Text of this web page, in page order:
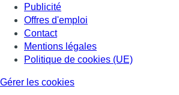
Publicité
Offres d'emploi
Contact
Mentions légales
Politique de cookies (UE)
Gérer les cookies